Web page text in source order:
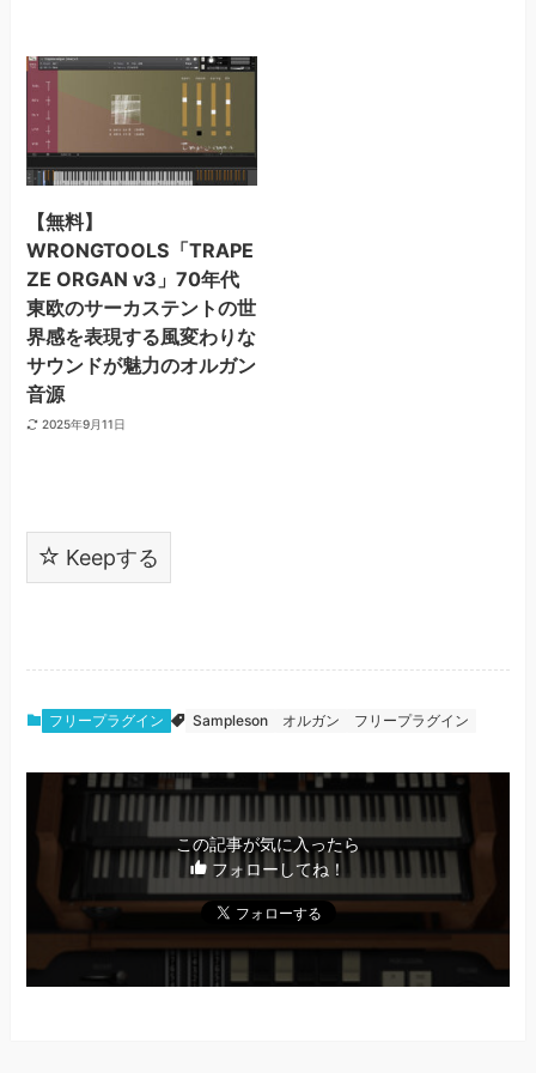
【無料】
WRONGTOOLS「TRAPE
ZE ORGAN v3」70年代
東欧のサーカステントの世
界感を表現する風変わりな
サウンドが魅力のオルガン
音源
2025年9月11日
Keepする
フリープラグイン Sampleson オルガン フリープラグイン
この記事が気に入ったら
フォローしてね！